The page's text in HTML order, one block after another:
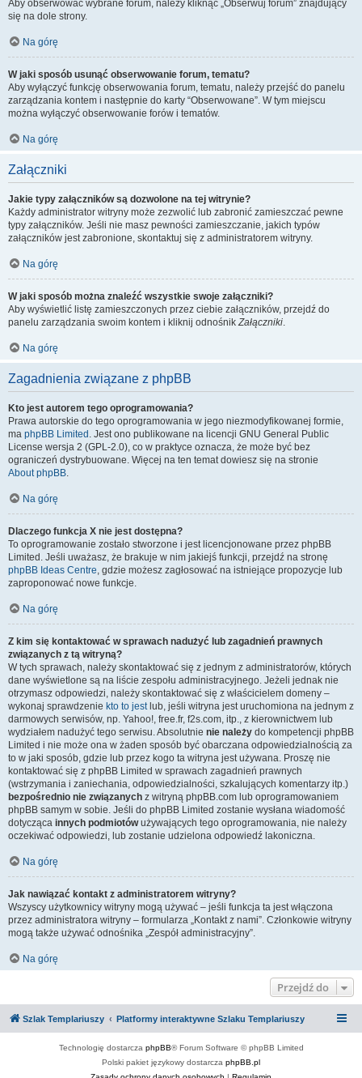
Aby obserwować wybrane forum, należy kliknąć „Obserwuj forum” znajdujący
się na dole strony.
Na górę
W jaki sposób usunąć obserwowanie forum, tematu?
Aby wyłączyć funkcję obserwowania forum, tematu, należy przejść do panelu
zarządzania kontem i następnie do karty “Obserwowane”. W tym miejscu
można wyłączyć obserwowanie forów i tematów.
Na górę
Załączniki
Jakie typy załączników są dozwolone na tej witrynie?
Każdy administrator witryny może zezwolić lub zabronić zamieszczać pewne
typy załączników. Jeśli nie masz pewności zamieszczanie, jakich typów
załączników jest zabronione, skontaktuj się z administratorem witryny.
Na górę
W jaki sposób można znaleźć wszystkie swoje załączniki?
Aby wyświetlić listę zamieszczonych przez ciebie załączników, przejdź do
panelu zarządzania swoim kontem i kliknij odnośnikZałączniki.
Na górę
Zagadnienia związane z phpBB
Kto jest autorem tego oprogramowania?
Prawa autorskie do tego oprogramowania w jego niezmodyfikowanej formie,
ma phpBB Limited . Jest ono publikowane na licencji GNU General Public
License wersja 2 (GPL-2.0), co w praktyce oznacza, że może być bez
ograniczeń dystrybuowane. Więcej na ten temat dowiesz się na stronie
About phpBB.
Na górę
Dlaczego funkcja X nie jest dostępna?
To oprogramowanie zostało stworzone i jest licencjonowane przez phpBB
Limited. Jeśli uważasz, że brakuje w nim jakiejś funkcji, przejdź na stronę
phpBB Ideas Centre, gdzie możesz zagłosować na istniejące propozycje lub
zaproponować nowe funkcje.
Na górę
Z kim się kontaktować w sprawach nadużyć lub zagadnień prawnych
związanych z tą witryną?
W tych sprawach, należy skontaktować się z jednym z administratorów, których
dane wyświetlone są na liście zespołu administracyjnego. Jeżeli jednak nie
otrzymasz odpowiedzi, należy skontaktować się z właścicielem domeny –
wykonaj sprawdzenie kto to jestlub, jeśli witryna jest uruchomiona na jednym z
darmowych serwisów, np. Yahoo!, free.fr, f2s.com, itp., z kierownictwem lub
wydziałem nadużyć tego serwisu. Absolutnie nie należy do kompetencji phpBB
Limited i nie może ona w żaden sposób być obarczana odpowiedzialnością za
to w jaki sposób, gdzie lub przez kogo ta witryna jest używana. Proszę nie
kontaktować się z phpBB Limited w sprawach zagadnień prawnych
(wstrzymania i zaniechania, odpowiedzialności, szkalujących komentarzy itp.)
bezpośrednio nie związanych z witryną phpBB.com lub oprogramowaniem
phpBB samym w sobie. Jeśli do phpBB Limited zostanie wysłana wiadomość
dotycząca innych podmiotówużywających tego oprogramowania, nie należy
oczekiwać odpowiedzi, lub zostanie udzielona odpowiedź lakoniczna.
Na górę
Jak nawiązać kontakt z administratorem witryny?
Wszyscy użytkownicy witryny mogą używać – jeśli funkcja ta jest włączona
przez administratora witryny – formularza „Kontakt z nami”. Członkowie witryny
mogą także używać odnośnika „Zespół administracyjny”.
Na górę
Przejdź do
Szlak Templariuszy Platformy interaktywne Szlaku Templariuszy
Technologię dostarcza phpBB® Forum Software © phpBB Limited
Polski pakiet językowy dostarcza phpBB.pl